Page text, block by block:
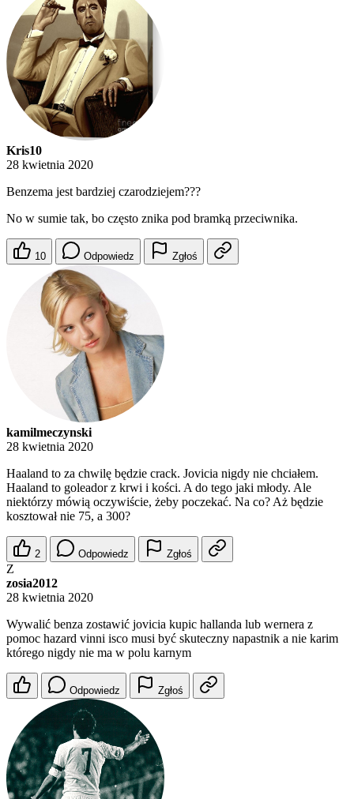
Kris10
28 kwietnia 2020
Benzema jest bardziej czarodziejem???
No w sumie tak, bo często znika pod bramką przeciwnika.
10 Odpowiedz Zgłoś
kamilmeczynski
28 kwietnia 2020
Haaland to za chwilę będzie crack. Jovicia nigdy nie chciałem.
Haaland to goleador z krwi i kości. A do tego jaki młody. Ale
niektórzy mówią oczywiście, żeby poczekać. Na co? Aż będzie
kosztował nie 75, a 300?
2 Odpowiedz Zgłoś
Z
zosia2012
28 kwietnia 2020
Wywalić benza zostawić jovicia kupic hallanda lub wernera z
pomoc hazard vinni isco musi być skuteczny napastnik a nie karim
którego nigdy nie ma w polu karnym
Odpowiedz Zgłoś